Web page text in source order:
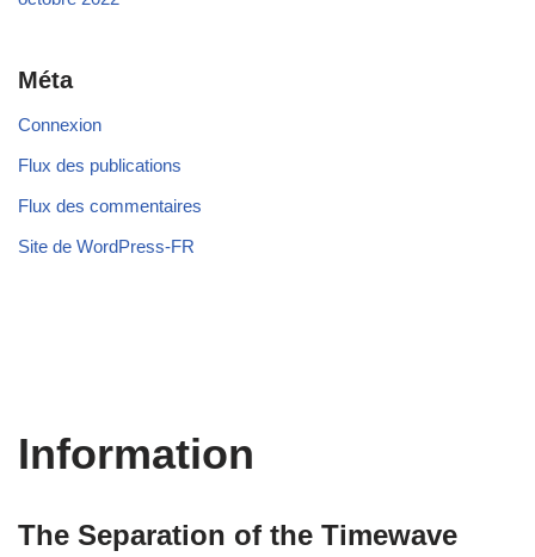
Méta
Connexion
Flux des publications
Flux des commentaires
Site de WordPress-FR
Information
The Separation of the Timewave